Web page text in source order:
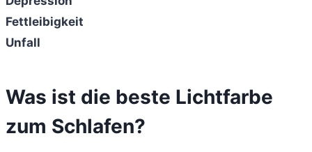
Fettleibigkeit
Unfall
Was ist die beste Lichtfarbe
zum Schlafen?